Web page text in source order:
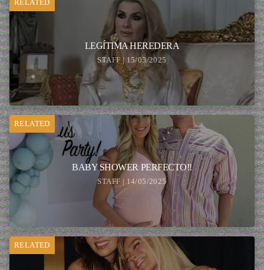
RELATED
LEGÍTIMA HEREDERA
STAFF | 15/05/2025
RELATED
BABY SHOWER PERFECTO!!
STAFF | 14/05/2025
RELATED